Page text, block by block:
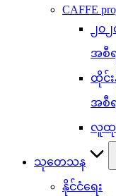
CAFFE
၂၀
အစီ
ထိုင်း
အစီ
လူထု
သုတေသန
နိုင်ငံရေး